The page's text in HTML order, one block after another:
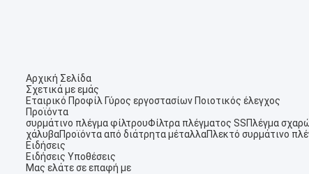
Αρχική Σελίδα
Σχετικά με εμάς
Εταιρικό Προφίλ Γύρος εργοστασίων Ποιοτικός έλεγχος
Προϊόντα
συρμάτινο πλέγμα φίλτρουΦίλτρα πλέγματος SSΠλέγμα
χάλυβαΠροϊόντα από διάτρητα μέταλλαΠλεκτό συρμάτινο
Ειδήσεις
Ειδήσεις Υποθέσεις
Μας ελάτε σε επαφή με